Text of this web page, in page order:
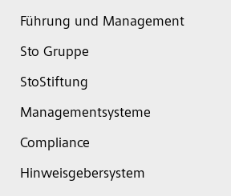
Führung und Management
Sto Gruppe
StoStiftung
Managementsysteme
Compliance
Hinweisgebersystem